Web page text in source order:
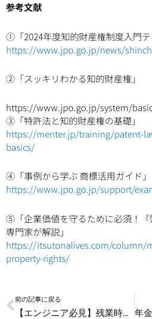
参考文献
➀「2024年度知的財産権制度入門テ
https://www.jpo.go.jp/news/
②「スッキリわかる知的財産権」
https://www.jpo.go.jp/system/
③「特許法と知的財産権の基礎」
https://menter.jp/training/patent-
basics/
④「事例から学ぶ 商標活用ガイド」
https://www.jpo.go.jp/support/
⑤「企業価値を守るために必須！『
専門家が解説」
https://itsutonalives.com/column/
property-rights/
Prev
前の記事に戻る
【エンジニア必見】残業時間を「投資時間」に変える！スキマ時間の資産運用術